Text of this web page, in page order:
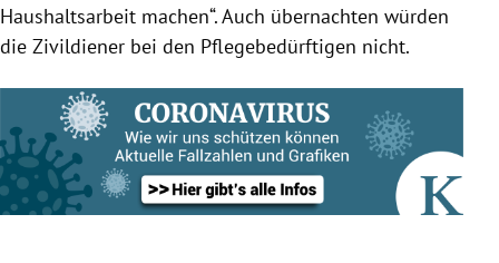
Haushaltsarbeit machen“. Auch übernachten würden
die Zivildiener bei den Pflegebedürftigen nicht.